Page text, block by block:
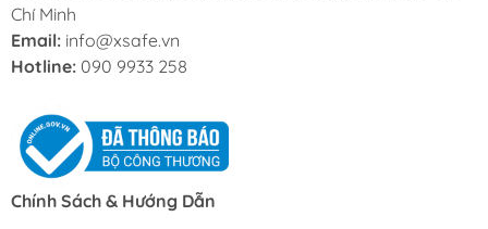
Chí Minh
Email: info@xsafe.vn
Hotline: 090 9933 258
Chính Sách & Hướng Dẫn